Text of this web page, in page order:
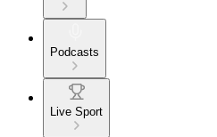
Podcasts
Live Sport